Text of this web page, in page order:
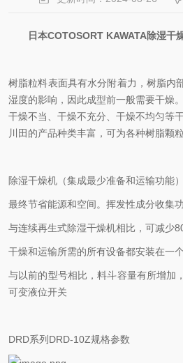
日本COTOSORT KAWATA除湿干
树脂粒料表面具有水分附着力，树脂内
湿度的影响，因此成型前一般需要干燥。
干燥不当、干燥不充分、干燥不均匀等
川田的产品种类丰富，可为各种树脂颗
除湿干燥机（集成最少准备和运输功能）
最终节省能源和空间。挥发性成分收集功
与连续再生式除湿干燥机相比，可减少
干燥和运输所需的所有设备都安装在一
与以前的型号相比，料斗容量有所增加
可变液位开关
DRD系列DRD-10Z规格参数